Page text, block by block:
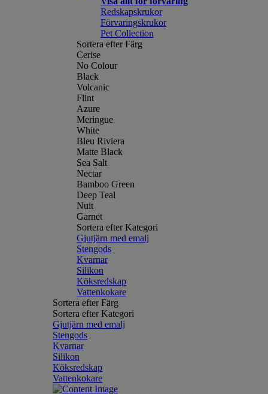
Redskapskrukor
Förvaringskrukor
Pet Collection
Sortera efter Färg
Cerise
No Colour
Black
Volcanic
Flint
Azure
Meringue
White
Bleu Riviera
Matte Black
Sea Salt
Nectar
Bamboo Green
Deep Teal
Nuit
Garnet
Sortera efter Kategori
Gjutjärn med emalj
Stengods
Kvarnar
Silikon
Köksredskap
Vattenkokare
Sortera efter Färg
Sortera efter Kategori
Gjutjärn med emalj
Stengods
Kvarnar
Silikon
Köksredskap
Vattenkokare